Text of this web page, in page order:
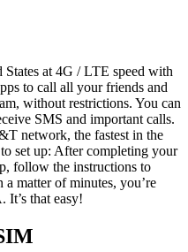
at 4G / LTE speed with
to call all your friends and
without restrictions. You can
SMS and important calls.
network, the fastest in the
set up: After completing your
follow the instructions to
matter of minutes, you’re
It’s that easy!